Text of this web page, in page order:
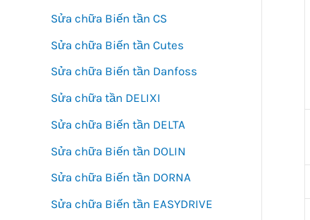
Sửa chữa Biến tần CS
Sửa chữa Biến tần Cutes
Sửa chữa Biến tần Danfoss
Sửa chữa tần DELIXI
Sửa chữa Biến tần DELTA
Sửa chữa Biến tần DOLIN
Sửa chữa Biến tần DORNA
Sửa chữa Biến tần EASYDRIVE